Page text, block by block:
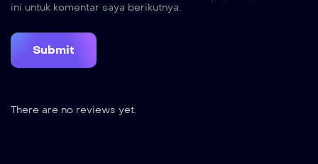
ini untuk komentar saya berikutnya.
There are no reviews yet.